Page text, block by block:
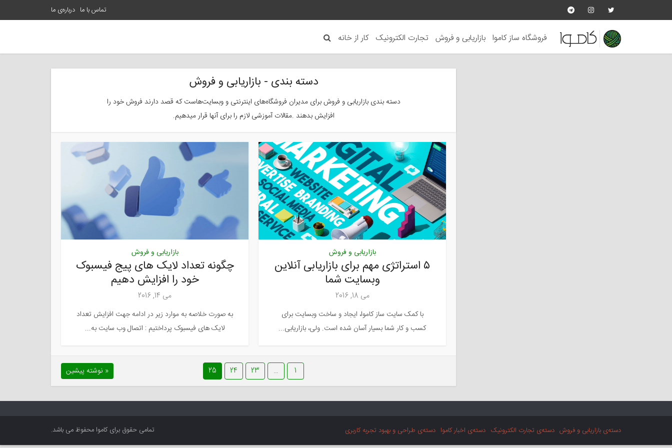
تماس با ما درباره‌ی ما
فروشگاه ساز کاموا بازاریابی و فروش تجارت الکترونیک کار از خانه
دسته بندی - بازاریابی و فروش
دسته بندی بازاریابی و فروش برای مدیران فروشگاه‌های اینترنتی و وبسایت‌هاست که قصد دارند فروش خود را
افزایش بدهند .مقالات آموزشی لازم را برای آنها قرار میدهیم.
بازاریابی و فروش
۵ استراتژی مهم برای بازاریابی آنلاین
وبسایت شما
می 18, 2016
با کمک سایت ساز کاموا، ایجاد و ساخت وبسایت برای
کسب و کار شما بسیار آسان شده است. ولی، بازاریابی...
بازاریابی و فروش
چگونه تعداد لایک های پیج فیسبوک
خود را افزایش دهیم
می 14, 2016
به صورت خلاصه به موارد زیر در ادامه جهت افزایش تعداد
لایک های فیسبوک پرداختیم : اتصال وب سایت به...
« نوشته پیشین 1
…
23
24
25
تمامی حقوق برای کاموا محفوظ می باشد. دسته‌ی بازاریابی و فروش دسته‌ی تجارت الکترونیک دسته‌ی اخبار کاموا دسته‌ی طراحی و بهبود تجربه کاربری